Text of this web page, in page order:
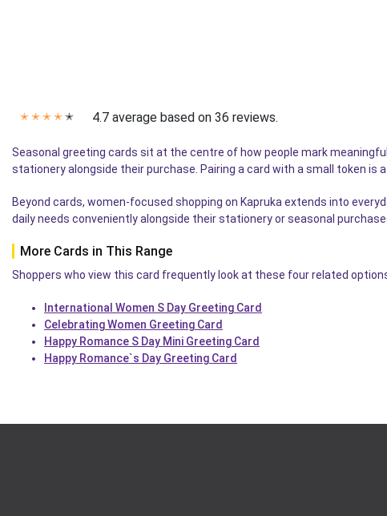
✭ ✭ ✭ ✭ ✭ 4.7 average based on 36 reviews.
Seasonal greeting cards sit at the centre of how people mark
stationery alongside their purchase. Pairing a card with a small token is
Beyond cards, women-focused shopping on Kapruka extends into
daily needs conveniently alongside their stationery or seasonal
More Cards in This Range
Shoppers who view this card frequently look at these four related
International Women S Day Greeting Card
Celebrating Women Greeting Card
Happy Romance S Day Mini Greeting Card
Happy Romance`s Day Greeting Card